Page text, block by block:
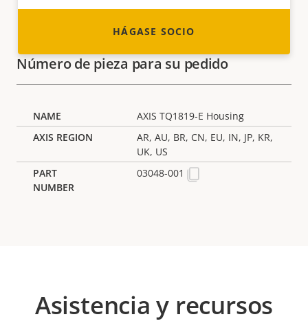
HÁGASE SOCIO
Número de pieza para su pedido
AXIS TQ1819-E Housing
AR, AU, BR, CN, EU, IN, JP, KR,
UK, US
03048-001
Asistencia y recursos